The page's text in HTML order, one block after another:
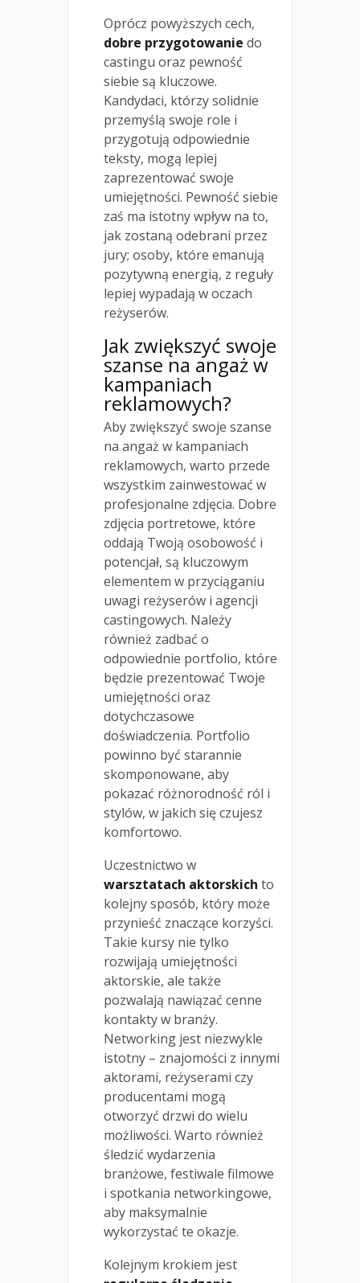
Oprócz powyższych cech,
dobre przygotowanie do
castingu oraz pewność
siebie są kluczowe.
Kandydaci, którzy solidnie
przemyślą swoje role i
przygotują odpowiednie
teksty, mogą lepiej
zaprezentować swoje
umiejętności. Pewność siebie
zaś ma istotny wpływ na to,
jak zostaną odebrani przez
jury; osoby, które emanują
pozytywną energią, z reguły
lepiej wypadają w oczach
reżyserów.
Jak zwiększyć swoje
szanse na angaż w
kampaniach
reklamowych?
Aby zwiększyć swoje szanse
na angaż w kampaniach
reklamowych, warto przede
wszystkim zainwestować w
profesjonalne zdjęcia. Dobre
zdjęcia portretowe, które
oddają Twoją osobowość i
potencjał, są kluczowym
elementem w przyciąganiu
uwagi reżyserów i agencji
castingowych. Należy
również zadbać o
odpowiednie portfolio, które
będzie prezentować Twoje
umiejętności oraz
dotychczasowe
doświadczenia. Portfolio
powinno być starannie
skomponowane, aby
pokazać różnorodność ról i
stylów, w jakich się czujesz
komfortowo.
Uczestnictwo w
warsztatach aktorskich to
kolejny sposób, który może
przynieść znaczące korzyści.
Takie kursy nie tylko
rozwijają umiejętności
aktorskie, ale także
pozwalają nawiązać cenne
kontakty w branży.
Networking jest niezwykle
istotny – znajomości z innymi
aktorami, reżyserami czy
producentami mogą
otworzyć drzwi do wielu
możliwości. Warto również
śledzić wydarzenia
branżowe, festiwale filmowe
i spotkania networkingowe,
aby maksymalnie
wykorzystać te okazje.
Kolejnym krokiem jest